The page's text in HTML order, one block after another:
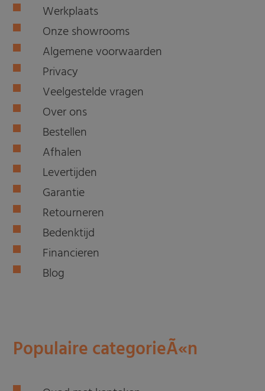
Werkplaats
Onze showrooms
Algemene voorwaarden
Privacy
Veelgestelde vragen
Over ons
Bestellen
Afhalen
Levertijden
Garantie
Retourneren
Bedenktijd
Financieren
Blog
Populaire categorieÃ«n